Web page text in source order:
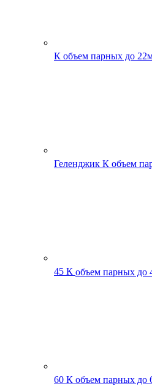
К объем парных до
Геленджик К объем
45 К объем парных до
60 К объем парных до